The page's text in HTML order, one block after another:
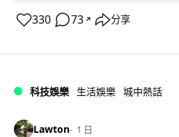
330 73 ↗ 分享
科技娛樂 生活娛樂 城中熱話
Lawton 1 日